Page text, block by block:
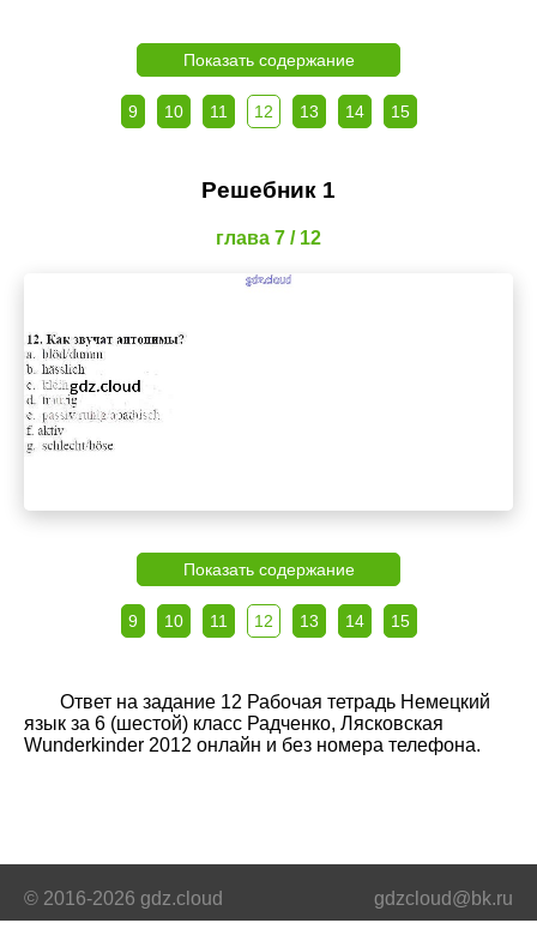
Показать содержание
9 10 11 12 13 14 15
Решебник 1
глава 7 / 12
Показать содержание
9 10 11 12 13 14 15
Ответ на задание 12 Рабочая тетрадь Немецкий
язык за 6 (шестой) класс Радченко, Лясковская
Wunderkinder 2012 онлайн и без номера телефона.
© 2016-2026 gdz.cloud gdzcloud@bk.ru